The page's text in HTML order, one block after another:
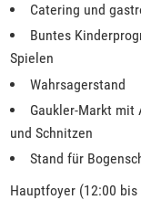
Catering und
Buntes
Spielen
Wahrsagerstand
Gaukler-Markt mit
und Schnitzen
Stand für
Hauptfoyer (12:00 bis